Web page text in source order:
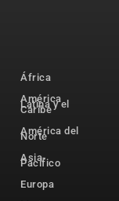
África
América
Latina y el
Caribe
América del
Norte
Asia-
Pacífico
Europa